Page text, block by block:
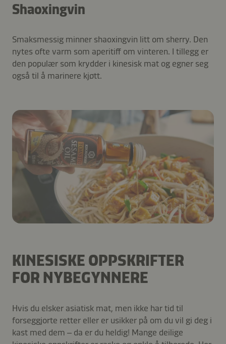
Shaoxingvin
Smaksmessig minner shaoxingvin litt om sherry. Den
nytes ofte varm som aperitiff om vinteren. I tillegg er
den populær som krydder i kinesisk mat og egner seg
også til å marinere kjøtt.
KINESISKE OPPSKRIFTER
FOR NYBEGYNNERE
Hvis du elsker asiatisk mat, men ikke har tid til
forseggjorte retter eller er usikker på om du vil gi deg i
kast med dem – da er du heldig! Mange deilige